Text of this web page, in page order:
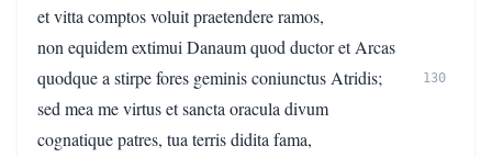
et vitta comptos voluit praetendere ramos,
non equidem extimui Danaum quod ductor et Arcas
quodque a stirpe fores geminis coniunctus Atridis;
130
sed mea me virtus et sancta oracula divum
cognatique patres, tua terris didita fama,